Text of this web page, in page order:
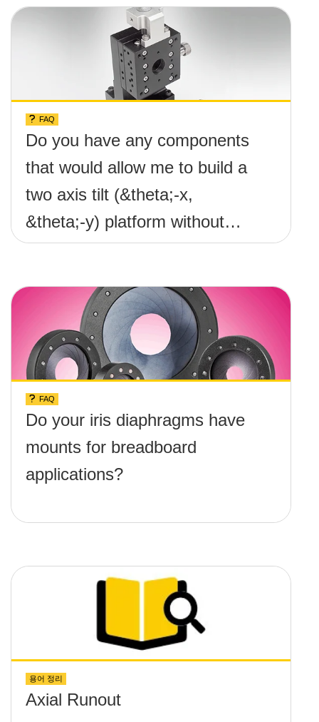
FAQ
Do you have any components
that would allow me to build a
two axis tilt (&theta;-x,
&theta;-y) platform without
any screws protruding up
FAQ
Do your iris diaphragms have
mounts for breadboard
applications?
용어 정리
Axial Runout